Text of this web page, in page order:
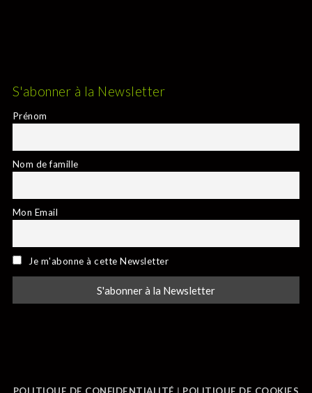
S'abonner à la Newsletter
Prénom
Nom de famille
Mon Email
Je m'abonne à cette Newsletter